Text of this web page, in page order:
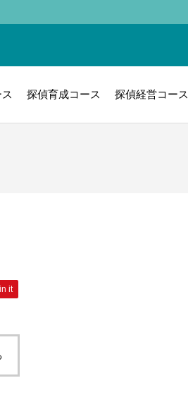
探偵育成コース 探偵経営コース
it